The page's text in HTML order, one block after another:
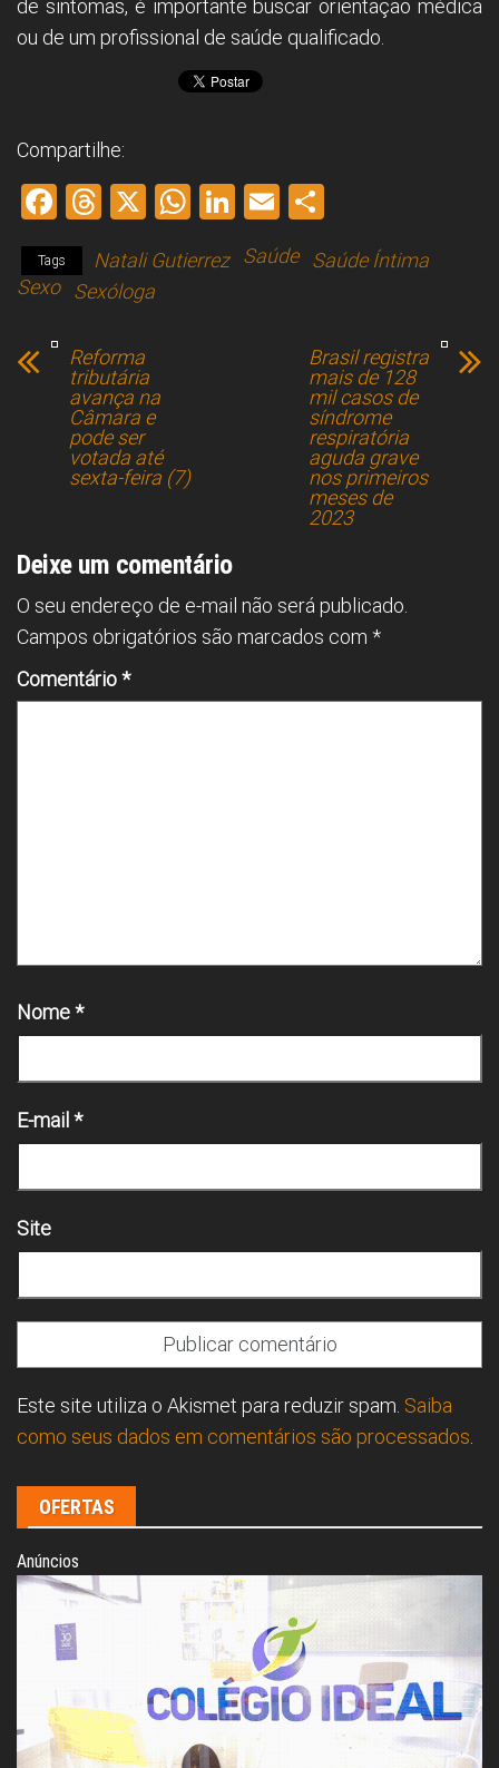
de sintomas, é importante buscar orientação médica
ou de um profissional de saúde qualificado.
Compartilhe:
F
a
ce
b
o
ok
T
e
a
d
s
X
W
at
Li
nk
e
E
m
ai
ar
Tags Natali Gutierrez Saúde
Saúde Íntima
Sexo
Sexóloga
Reforma
tributária
avança na
Câmara e
pode ser
votada até
sexta-feira (7)
Brasil registra
mais de 128
mil casos de
síndrome
respiratória
aguda grave
nos primeiros
meses de
2023
Deixe um comentário
O seu endereço de e-mail não será publicado.
Campos obrigatórios são marcados com *
Comentário*
Nome*
E-mail*
Site
Este site utiliza o Akismet para reduzir spam. Saiba
como seus dados em comentários são processados
OFERTAS
Anúncios